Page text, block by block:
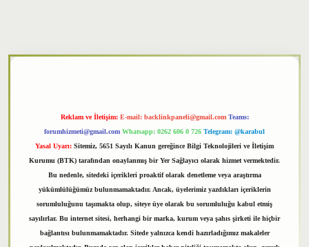
Reklam ve İletişim: E-mail: backlinkpaneli@gmail.com Teams:
forumhizmeti@gmail.com Whatsapp: 0262 606 0 726 Telegram: @karabul
Yasal Uyarı: Sitemiz, 5651 Sayılı Kanun gereğince Bilgi Teknolojileri ve İletişim
Kurumu (BTK) tarafından onaylanmış bir Yer Sağlayıcı olarak hizmet vermektedir.
Bu nedenle, sitedeki içerikleri proaktif olarak denetleme veya araştırma
yükümlülüğümüz bulunmamaktadır. Ancak, üyelerimiz yazdıkları içeriklerin
sorumluluğunu taşımakta olup, siteye üye olarak bu sorumluluğu kabul etmiş
sayılırlar. Bu internet sitesi, herhangi bir marka, kurum veya şahıs şirketi ile hiçbir
bağlantısı bulunmamaktadır. Sitede yalnızca kendi hazırladığımız makaleler